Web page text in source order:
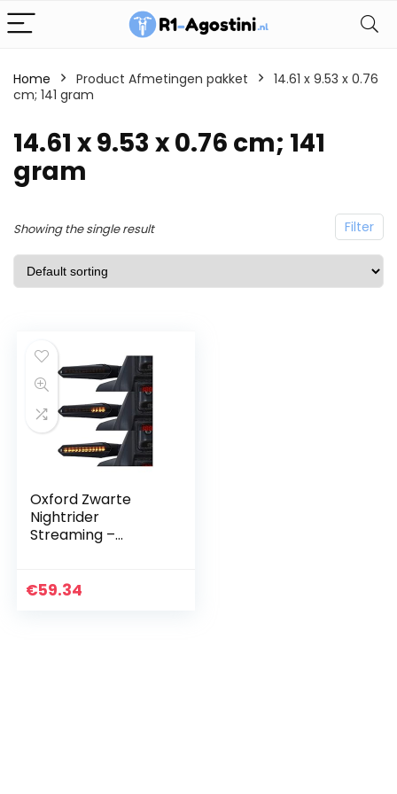
Home Product Afmetingen pakket
14.61 x 9.53 x 0.76
cm; 141 gram
14.61 x 9.53 x 0.76 cm; 141
gram
Filter
Showing the single result
Oxford Zwarte
Nightrider
Streaming –
Motorfiets Ind
€59.34